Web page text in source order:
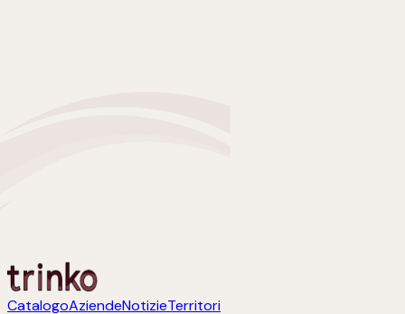
CatalogoAziendeNotizieTerritori